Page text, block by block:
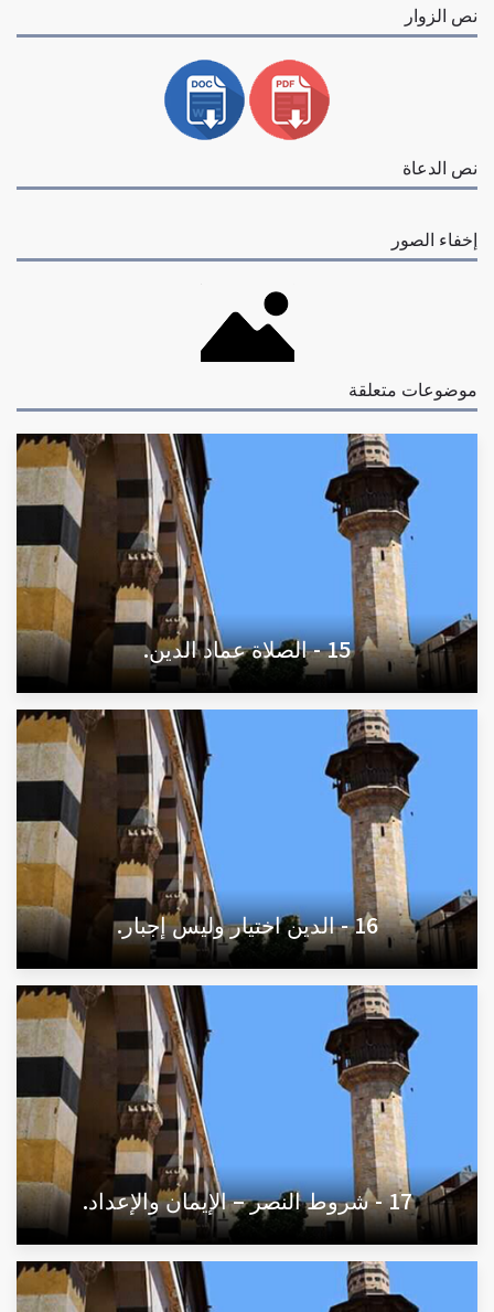
نص الزوار
نص الدعاة
إخفاء الصور
موضوعات متعلقة
15 - الصلاة عماد الدين.
16 - الدين اختيار وليس إجبار.
17 - شروط النصر – الإيمان والإعداد.